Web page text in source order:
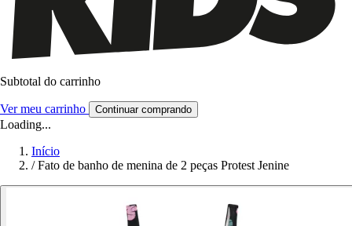
Subtotal do carrinho
Ver meu carrinho Continuar comprando
Loading...
Início
/ Fato de banho de menina de 2 peças Protest Jenine